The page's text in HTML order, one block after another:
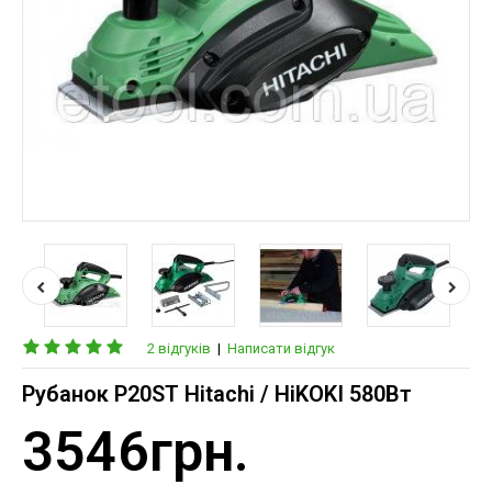
2 відгуків | Написати відгук
Рубанок P20ST Hitachi / HiKOKI 580Вт
3546грн.